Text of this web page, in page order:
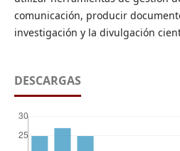
comunicación, producir
investigación y la divulgación
DESCARGAS